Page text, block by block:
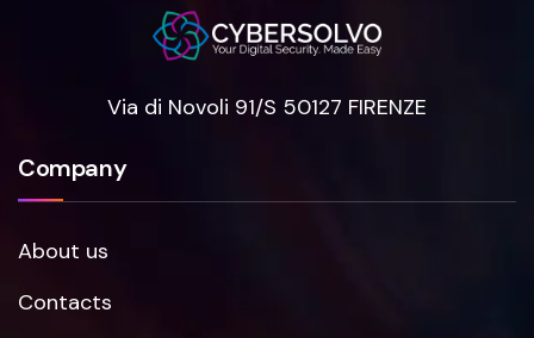
Via di Novoli 91/S 50127 FIRENZE
Company
About us
Contacts